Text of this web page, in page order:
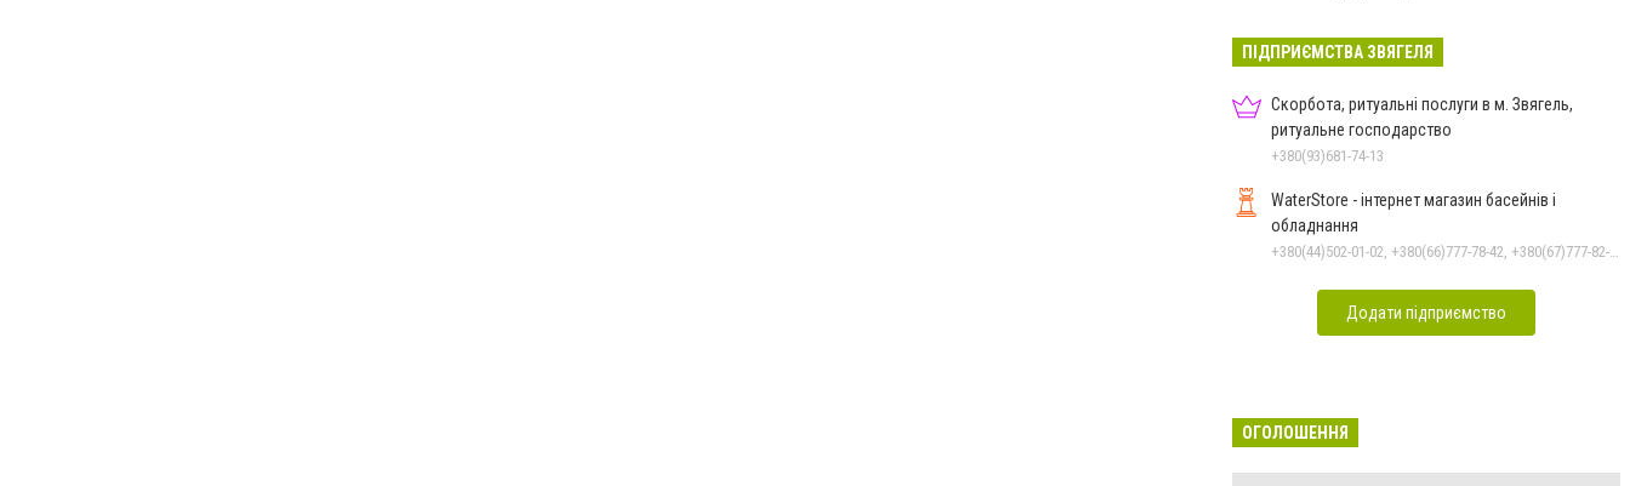
ПІДПРИЄМСТВА ЗВЯГЕЛЯ
Скорбота, ритуальні послуги в м. Звягель,
ритуальне господарство
+380(93)681-74-13
WaterStore - інтернет магазин басейнів і
обладнання
+380(44)502-01-02, +380(66)777-78-42, +380(67)777-82-19, +380(67)890-80-80, +380(73)890-80-80, +380(44)502-01-03
Додати підприємство
ОГОЛОШЕННЯ